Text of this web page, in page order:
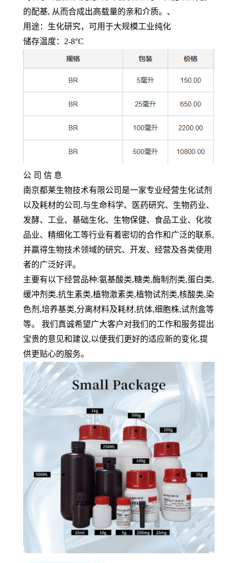
的配基, 从而合成出高载量的亲和介质。、
用途：生化研究，可用于大规模工业纯化
储存温度： 2-8°C
公 司 信 息
南京都莱生物技术有限公司是一家专业经营生化试剂
以及耗材的公司 ,与生命科学、医药研究、生物药业、
发酵、工业、基础生化、生物保健、食品工业、化妆
品业、精细化工等行业有着密切的合作和广泛的联系,
并赢得生物技术领域的研究、开发、经营及各类使用
者的广泛好评。
主要有以下经营品种:氨基酸类,糖类,酶制剂类,蛋白类,
缓冲剂类,抗生素类,植物激素类,植物试剂类,核酸类,染
色剂 ,培养基类,分离材料及耗材,抗体,细胞株,试剂盒等
等。 我们真诚希望广大客户对我们的工作和服务提出
宝贵的意见和建议,以便我们更好的适应新的变化,提
供更贴心的服务。